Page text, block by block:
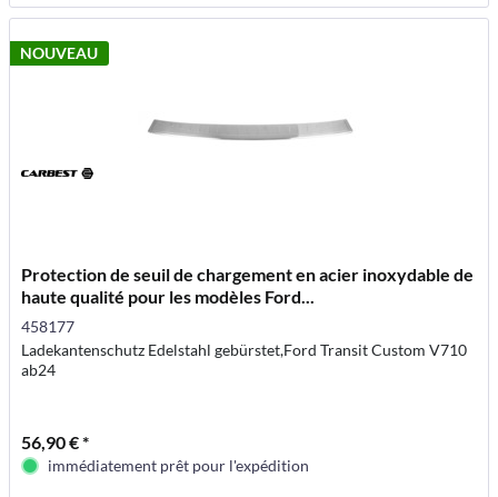
NOUVEAU
Protection de seuil de chargement en acier inoxydable de
haute qualité pour les modèles Ford...
458177
Ladekantenschutz Edelstahl gebürstet,Ford Transit Custom V710
ab24
56,90 € *
immédiatement prêt pour l'expédition